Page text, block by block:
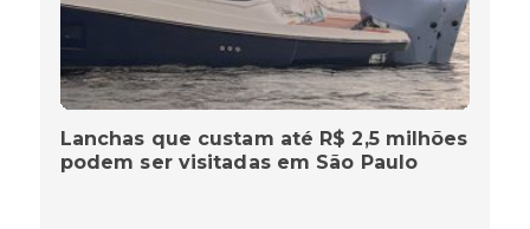
Lanchas que custam até R$ 2,5 milhões
podem ser visitadas em São Paulo